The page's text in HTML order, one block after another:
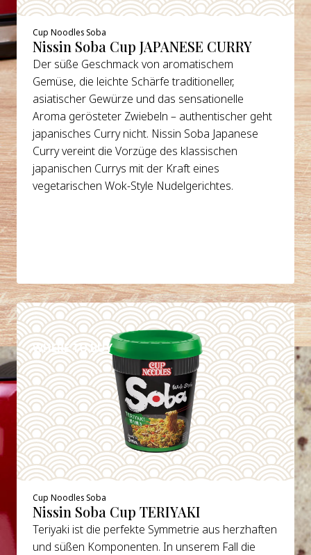
Cup Noodles Soba
Nissin Soba Cup JAPANESE CURRY
Der süße Geschmack von aromatischem
Gemüse, die leichte Schärfe traditioneller,
asiatischer Gewürze und das sensationelle
Aroma gerösteter Zwiebeln – authentischer geht
japanisches Curry nicht. Nissin Soba Japanese
Curry vereint die Vorzüge des klassischen
japanischen Currys mit der Kraft eines
vegetarischen Wok-Style Nudelgerichtes.
WHERE TO BUY
DETAILS
Cup Noodles Soba
Nissin Soba Cup TERIYAKI
Teriyaki ist die perfekte Symmetrie aus herzhaften
und süßen Komponenten. In unserem Fall die